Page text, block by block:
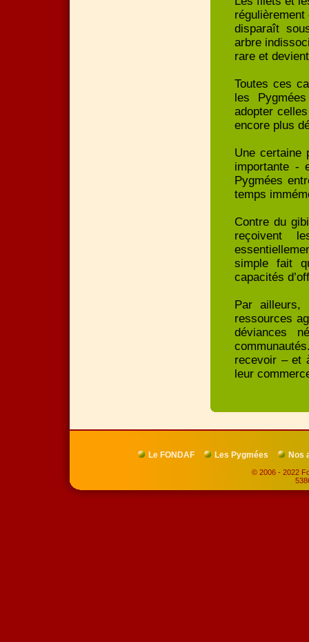
disparaît
arbre
rare et
Toutes ces
les
adopter
encore plus
Une certaine
importante -
Pygmées
temps
Contre du
reçoivent
simple fait
capacités
Par
ressources
déviances
recevoir – et
leur
Le FONDAF Les Pygmées Nos
© 2006 - 2022